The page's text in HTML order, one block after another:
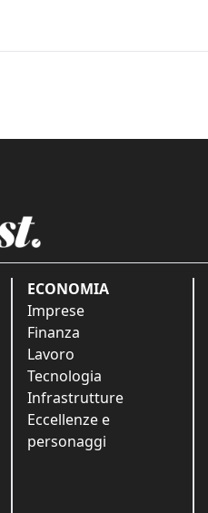
ECONOMIA
Imprese
Finanza
Lavoro
Tecnologia
Infrastrutture
Eccellenze e
personaggi